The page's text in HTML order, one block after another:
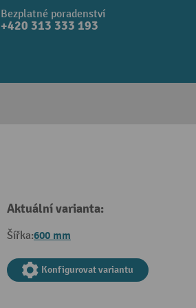
Bezplatné poradenství
+420 313 333 193
Aktuální varianta:
Šířka:600 mm
Konfigurovat variantu